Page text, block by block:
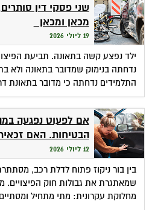
שני פסקי דין
מכאן ומכאן
19 ליולי 2026
ילד נפצע קשה בתאונה. תביעת
נדחתה בנימוק שמדובר בתאונה ולא
התלמידים נדחתה כי מדובר בתאונת
אם לפעוט נפגעה
הבטיחות. האם
12 ליולי 2026
בין בור ניקוז פתוח לדלת רכב,
שמאתגרת את גבולות חוק הפיצויים.
מחלוקת עקרונית: מתי מתחיל